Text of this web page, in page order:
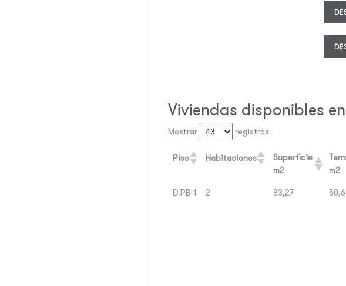
Viviendas disponibles
Mostrar registros
Piso Habitaciones
Superficie
m2
m2
D.PB-1 2 83,27